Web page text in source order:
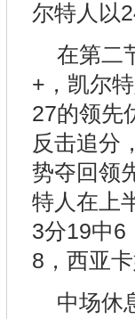
尔特人以
在第二
+，凯尔
27的领先
反击追分
势夺回领
特人在上
3分19中6
8，西亚
中场休